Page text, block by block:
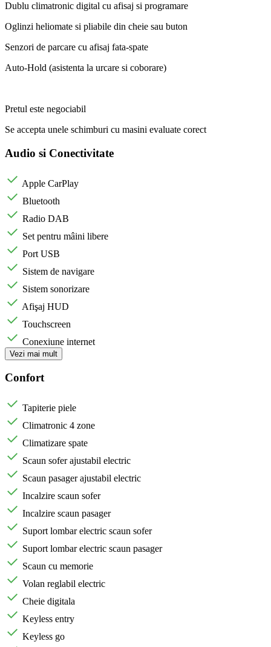
Dublu climatronic digital cu afisaj si programare
Oglinzi heliomate si pliabile din cheie sau buton
Senzori de parcare cu afisaj fata-spate
Auto-Hold (asistenta la urcare si coborare)
Pretul este negociabil
Se accepta unele schimburi cu masini evaluate corect
Audio si Conectivitate
Apple CarPlay
Bluetooth
Radio DAB
Set pentru mâini libere
Port USB
Sistem de navigare
Sistem sonorizare
Afişaj HUD
Touchscreen
Conexiune internet
Vezi mai mult
Confort
Tapiterie piele
Climatronic 4 zone
Climatizare spate
Scaun sofer ajustabil electric
Scaun pasager ajustabil electric
Incalzire scaun sofer
Incalzire scaun pasager
Suport lombar electric scaun sofer
Suport lombar electric scaun pasager
Scaun cu memorie
Volan reglabil electric
Cheie digitala
Keyless entry
Keyless go